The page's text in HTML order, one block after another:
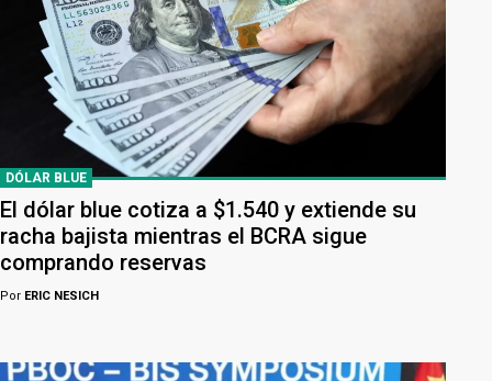
DÓLAR BLUE
El dólar blue cotiza a $1.540 y extiende su
racha bajista mientras el BCRA sigue
comprando reservas
Por ERIC NESICH